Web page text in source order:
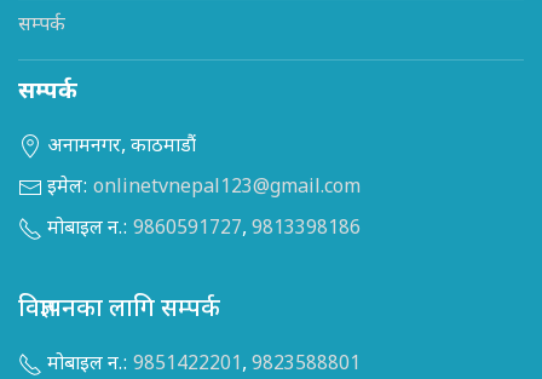
सम्पर्क
सम्पर्क
अनामनगर, काठमाडौं
इमेल: onlinetvnepal123@gmail.com
मोबाइल न.: 9860591727, 9813398186
विज्ञापनका लागि सम्पर्क
मोबाइल न.: 9851422201, 9823588801